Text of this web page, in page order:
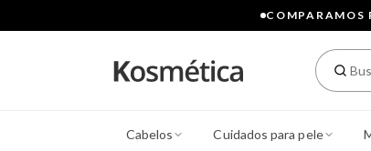
COMPARAMOS
Cabelos Cuidados para pele